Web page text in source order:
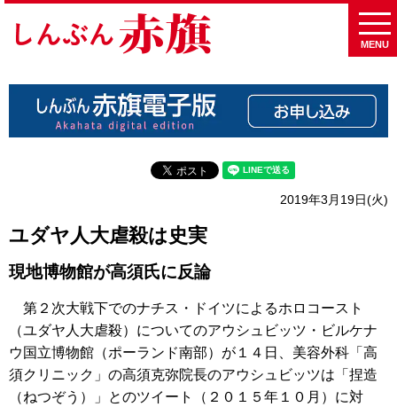
MENU
2019年3月19日(火)
ユダヤ人大虐殺は史実
現地博物館が高須氏に反論
第２次大戦下でのナチス・ドイツによるホロコースト
（ユダヤ人大虐殺）についてのアウシュビッツ・ビルケナ
ウ国立博物館（ポーランド南部）が１４日、美容外科「高
須クリニック」の高須克弥院長のアウシュビッツは「捏造
（ねつぞう）」とのツイート（２０１５年１０月）に対